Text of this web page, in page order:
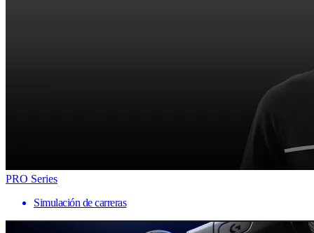
PRO Series
Simulación de carreras